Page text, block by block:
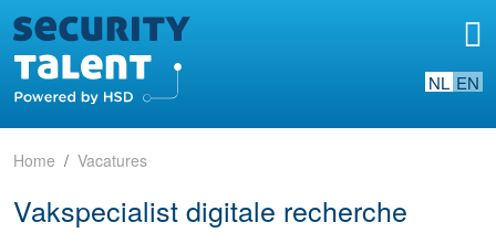
NL EN
Home Vacatures
Vakspecialist digitale recherche